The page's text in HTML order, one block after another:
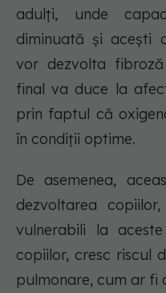
adulți, unde
diminuată și acești
vor dezvolta
final va duce la
prin faptul că
în condiții optime.
De asemenea,
dezvoltarea
vulnerabili la
copiilor, cresc riscul
pulmonare, cum ar fi